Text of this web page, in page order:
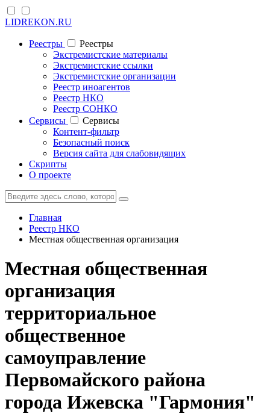
LIDREKON.RU
Реестры
Реестры
Экстремистские материалы
Экстремистские ссылки
Экстремистские организации
Реестр иноагентов
Реестр НКО
Реестр СОНКО
Cервисы
Cервисы
Контент-фильтр
Безопасный поиск
Версия сайта для слабовидящих
Скрипты
О проекте
Главная
Реестр НКО
Местная общественная организация
Местная общественная
организация
территориальное
общественное
самоуправление
Первомайского района
города Ижевска "Гармония"